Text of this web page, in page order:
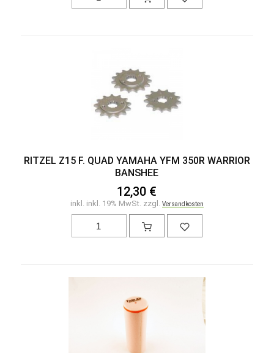
RITZEL Z15 F. QUAD YAMAHA YFM 350R WARRIOR
BANSHEE
12,30 €
inkl. inkl. 19% MwSt. zzgl. Versandkosten